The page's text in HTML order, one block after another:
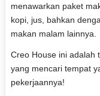
menawarkan paket
kopi, jus, bahkan
makan malam lainnya.
Creo House ini adalah
yang mencari tempat
pekerjaannya!